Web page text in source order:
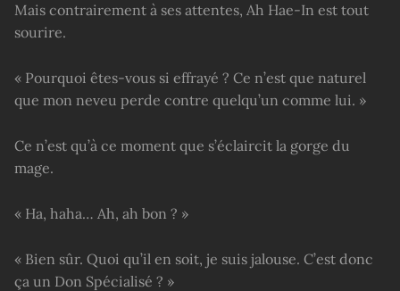
Mais contrairement à ses attentes, Ah Hae-In est tout
sourire.
« Pourquoi êtes-vous si effrayé ? Ce n’est que naturel
que mon neveu perde contre quelqu’un comme lui. »
Ce n’est qu’à ce moment que s’éclaircit la gorge du
mage.
« Ha, haha… Ah, ah bon ? »
« Bien sûr. Quoi qu’il en soit, je suis jalouse. C’est donc
ça un Don Spécialisé ? »